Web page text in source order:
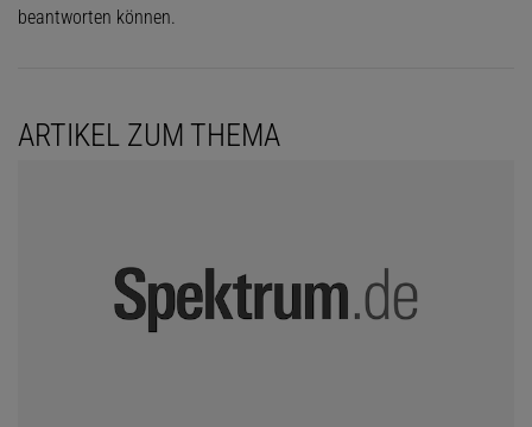
beantworten können.
ARTIKEL ZUM THEMA